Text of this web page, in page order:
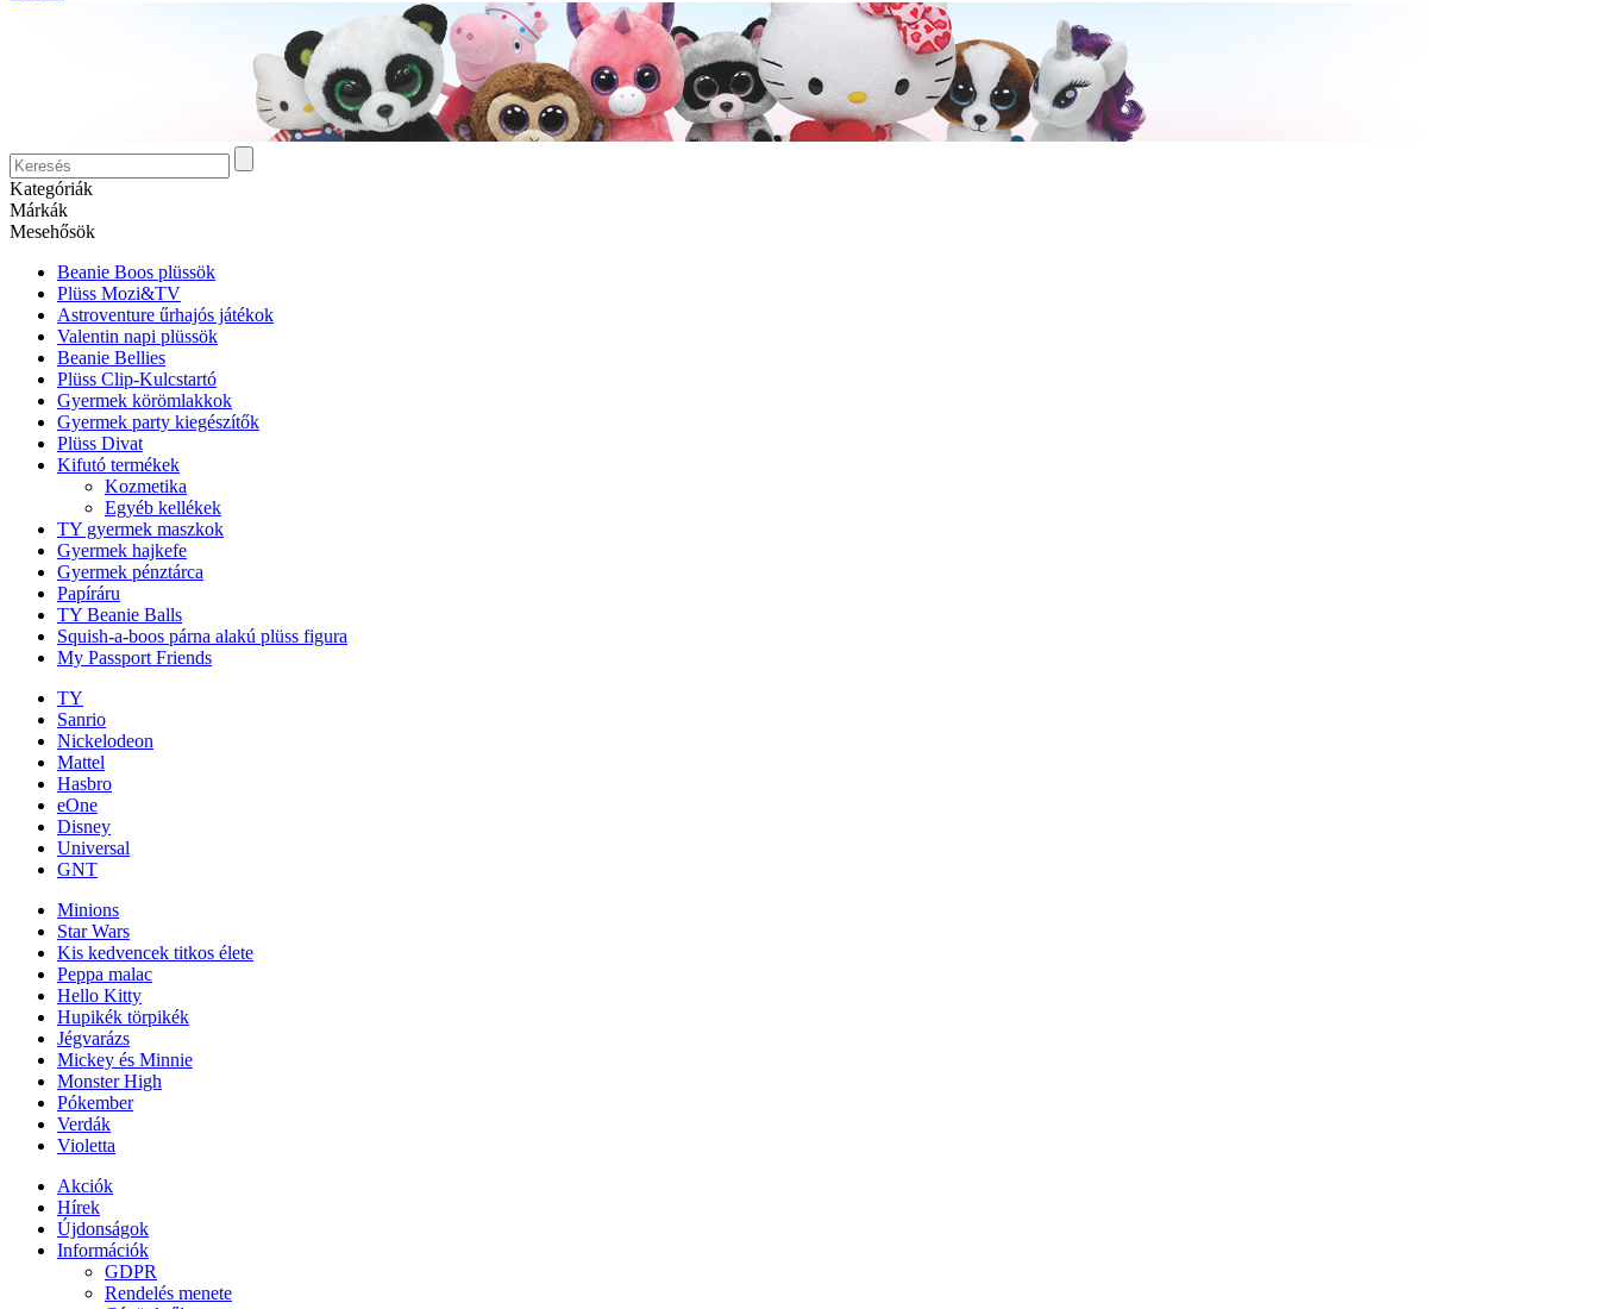
Kategóriák
Márkák
Mesehősök
Beanie Boos plüssök
Plüss Mozi&TV
Astroventure űrhajós játékok
Valentin napi plüssök
Beanie Bellies
Plüss Clip-Kulcstartó
Gyermek körömlakkok
Gyermek party kiegészítők
Plüss Divat
Kifutó termékek
Kozmetika
Egyéb kellékek
TY gyermek maszkok
Gyermek hajkefe
Gyermek pénztárca
Papíráru
TY Beanie Balls
Squish-a-boos párna alakú plüss figura
My Passport Friends
TY
Sanrio
Nickelodeon
Mattel
Hasbro
eOne
Disney
Universal
GNT
Minions
Star Wars
Kis kedvencek titkos élete
Peppa malac
Hello Kitty
Hupikék törpikék
Jégvarázs
Mickey és Minnie
Monster High
Pókember
Verdák
Violetta
Akciók
Hírek
Újdonságok
Információk
GDPR
Rendelés menete